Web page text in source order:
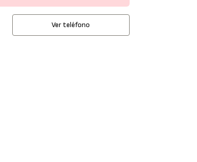
Ver teléfono